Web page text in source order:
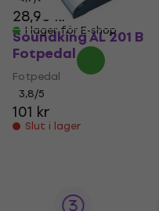
28,90 kr
I lager för E-shop
Soundking AL 201 B
Fotpedal
Fotpedal
3,8/5
101 kr
Slut i lager